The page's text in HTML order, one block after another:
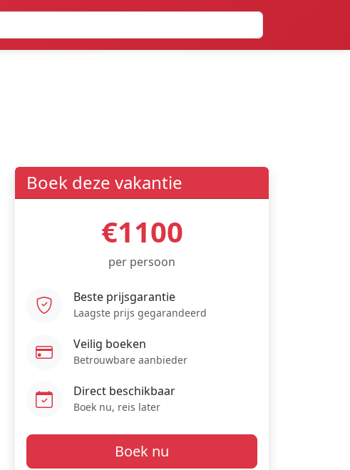
Boek deze vakantie
€1100
per persoon
Beste prijsgarantie
Laagste prijs gegarandeerd
Veilig boeken
Betrouwbare aanbieder
Direct beschikbaar
Boek nu, reis later
Boek nu